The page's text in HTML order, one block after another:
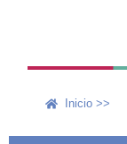
Inicio >>